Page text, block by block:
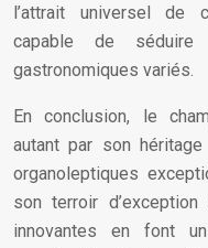
l’attrait universel de
capable de
gastronomiques variés.
En conclusion, le
autant par son
organoleptiques
son terroir
innovantes en font